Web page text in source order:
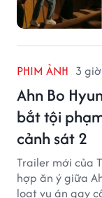
PHIM ẢNH 3
Ahn Bo
bắt tội
cảnh sát 2
Trailer mới của
hợp ăn ý giữa
loạt vụ án gay